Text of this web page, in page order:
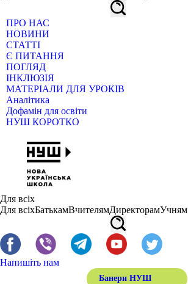
ПРО НАС
НОВИНИ
СТАТТІ
Є ПИТАННЯ
ПОГЛЯД
ІНКЛЮЗІЯ
МАТЕРІАЛИ ДЛЯ УРОКІВ
Аналітика
Дофамін для освіти
НУШ КОРОТКО
Для всіх
Для всіхБатькамВчителямДиректорамУчням
Напишіть нам
Банери НУШ